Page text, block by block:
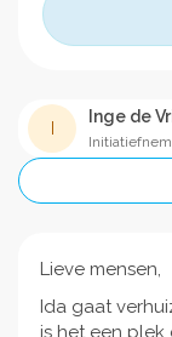
Inge de
Lieve mensen,
Ida gaat
is het een